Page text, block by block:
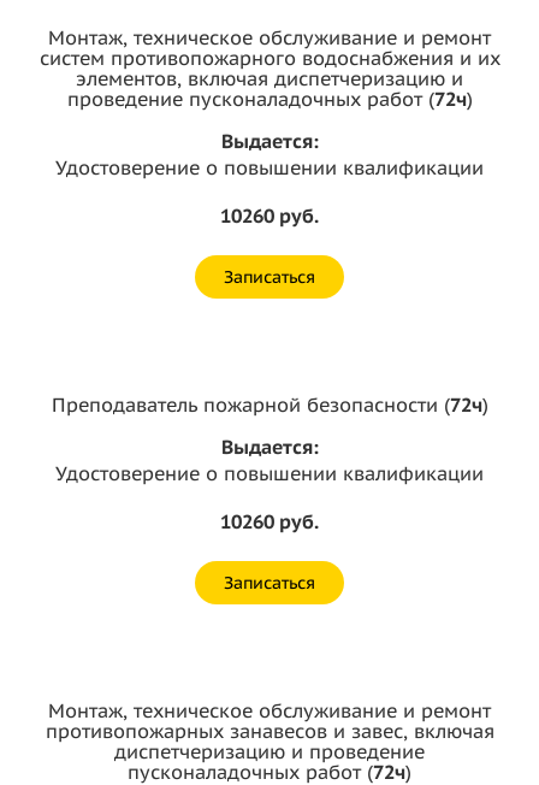
Монтаж, техническое обслуживание и ремонт
систем противопожарного водоснабжения и их
элементов, включая диспетчеризацию и
проведение пусконаладочных работ (72ч)
Выдается:
Удостоверение о повышении квалификации
10260 руб.
Записаться
Преподаватель пожарной безопасности (72ч)
Выдается:
Удостоверение о повышении квалификации
10260 руб.
Записаться
Монтаж, техническое обслуживание и ремонт
противопожарных занавесов и завес, включая
диспетчеризацию и проведение
пусконаладочных работ (72ч)